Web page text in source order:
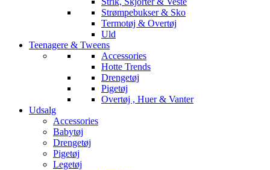
Strømpebukser & Sko
Termotøj & Overtøj
Uld
Teenagere & Tweens
Accessories
Hotte Trends
Drengetøj
Pigetøj
Overtøj , Huer & Vanter
Udsalg
Accessories
Babytøj
Drengetøj
Pigetøj
Legetøj